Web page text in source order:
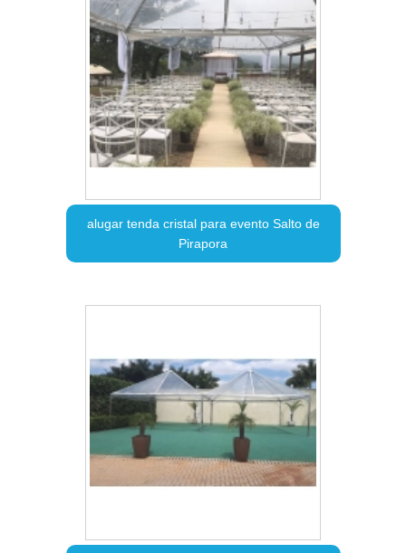
alugar tenda cristal para evento Salto de
Pirapora